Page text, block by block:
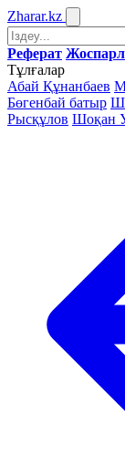
Zharar.kz
Реферат
Тұлғалар
Абай Құнанбаев
Бөгенбай батыр
Рысқұлов Шоқан